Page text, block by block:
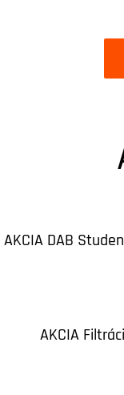
AKCIA DAB
AKCIA